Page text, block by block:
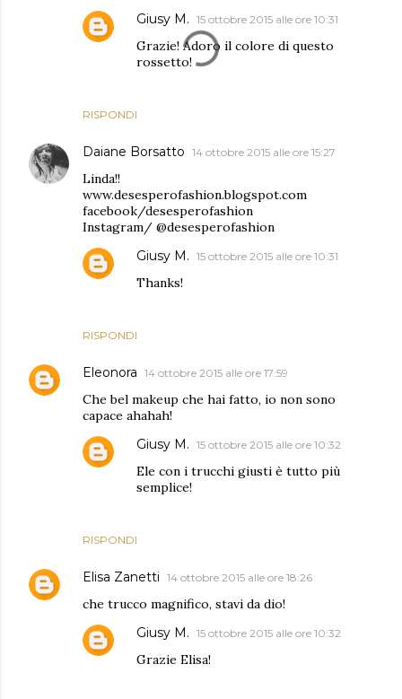
RISPONDI
Giusy M. 15 ottobre 2015 alle ore 10:31
Grazie! Adoro il colore di questo
rossetto!
Daiane Borsatto 14 ottobre 2015 alle ore 15:27
Linda!!
www.desesperofashion.blogspot.com
facebook/desesperofashion
Instagram/ @desesperofashion
RISPONDI
Giusy M. 15 ottobre 2015 alle ore 10:31
Thanks!
Eleonora 14 ottobre 2015 alle ore 17:59
Che bel makeup che hai fatto, io non sono
capace ahahah!
RISPONDI
Giusy M. 15 ottobre 2015 alle ore 10:32
Ele con i trucchi giusti è tutto più
semplice!
Elisa Zanetti 14 ottobre 2015 alle ore 18:26
che trucco magnifico, stavi da dio!
Giusy M. 15 ottobre 2015 alle ore 10:32
Grazie Elisa!